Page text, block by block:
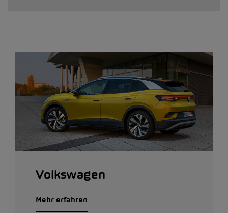
Volkswagen
Mehr erfahren